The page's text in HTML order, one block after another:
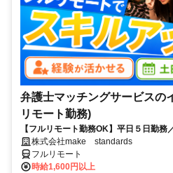
弁護士マッチングサービスの
リモート勤務)
【フルリモート勤務OK】平日５日勤
ルが身につく営業職
株式会社make standards
フルリモート
時給1,600円以上